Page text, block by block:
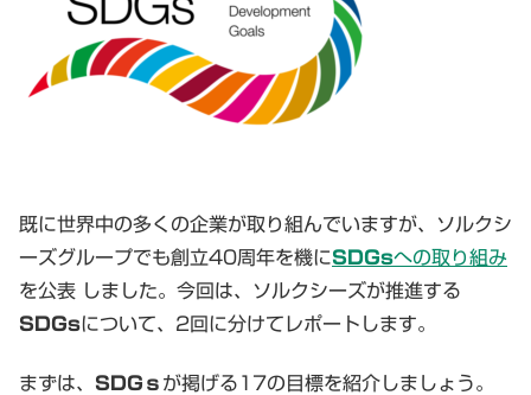
既に世界中の多くの企業が取り組んでいますが、ソルクシ
ーズグループでも創立40周年を機にSDGsへの取り組み
を公表 しました。今回は、ソルクシーズが推進する
SDGsについて、2回に分けてレポートします。
まずは、 SDGｓ が掲げる17の目標を紹介しましょう。